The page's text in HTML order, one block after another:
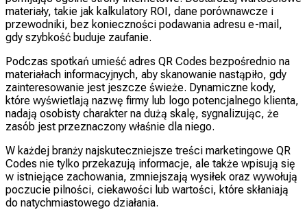
materiały, takie jak kalkulatory ROI, dane porównawcze i
przewodniki, bez konieczności podawania adresu e-mail,
gdy szybkość buduje zaufanie.
Podczas spotkań umieść adres QR Codes bezpośrednio na
materiałach informacyjnych, aby skanowanie nastąpiło, gdy
zainteresowanie jest jeszcze świeże. Dynamiczne kody,
które wyświetlają nazwę firmy lub logo potencjalnego klienta,
nadają osobisty charakter na dużą skalę, sygnalizując, że
zasób jest przeznaczony właśnie dla niego.
W każdej branży najskuteczniejsze treści marketingowe QR
Codes nie tylko przekazują informacje, ale także wpisują się
w istniejące zachowania, zmniejszają wysiłek oraz wywołują
poczucie pilności, ciekawości lub wartości, które skłaniają
do natychmiastowego działania.